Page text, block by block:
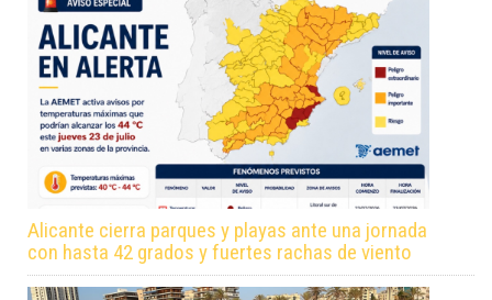
Alicante cierra parques y playas ante una jornada
con hasta 42 grados y fuertes rachas de viento